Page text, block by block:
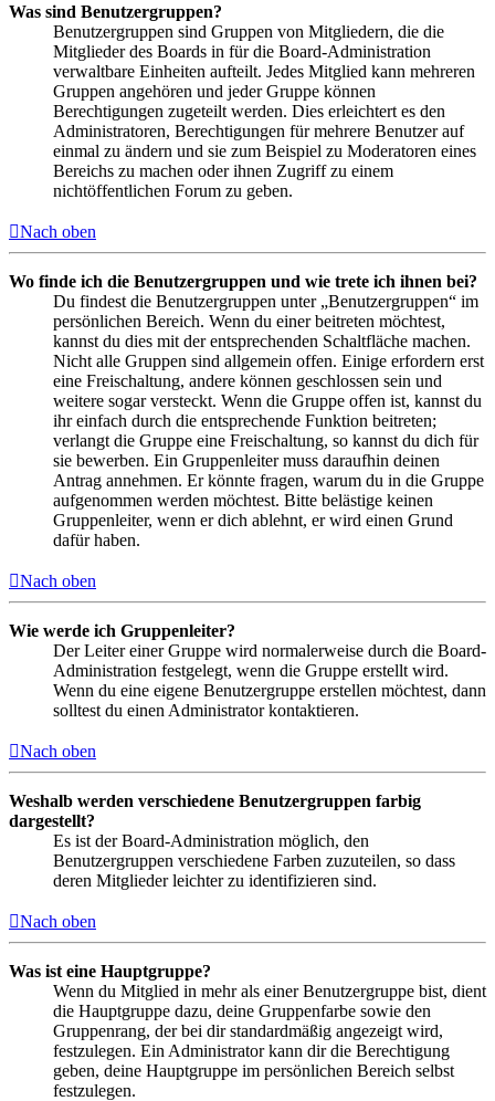
Was sind Benutzergruppen?
Benutzergruppen sind Gruppen von Mitgliedern, die die
Mitglieder des Boards in für die Board-Administration
verwaltbare Einheiten aufteilt. Jedes Mitglied kann mehreren
Gruppen angehören und jeder Gruppe können
Berechtigungen zugeteilt werden. Dies erleichtert es den
Administratoren, Berechtigungen für mehrere Benutzer auf
einmal zu ändern und sie zum Beispiel zu Moderatoren eines
Bereichs zu machen oder ihnen Zugriff zu einem
nichtöffentlichen Forum zu geben.
Nach oben
Wo finde ich die Benutzergruppen und wie trete ich ihnen bei?
Du findest die Benutzergruppen unter „Benutzergruppen“ im
persönlichen Bereich. Wenn du einer beitreten möchtest,
kannst du dies mit der entsprechenden Schaltfläche machen.
Nicht alle Gruppen sind allgemein offen. Einige erfordern erst
eine Freischaltung, andere können geschlossen sein und
weitere sogar versteckt. Wenn die Gruppe offen ist, kannst du
ihr einfach durch die entsprechende Funktion beitreten;
verlangt die Gruppe eine Freischaltung, so kannst du dich für
sie bewerben. Ein Gruppenleiter muss daraufhin deinen
Antrag annehmen. Er könnte fragen, warum du in die Gruppe
aufgenommen werden möchtest. Bitte belästige keinen
Gruppenleiter, wenn er dich ablehnt, er wird einen Grund
dafür haben.
Nach oben
Wie werde ich Gruppenleiter?
Der Leiter einer Gruppe wird normalerweise durch die Board-
Administration festgelegt, wenn die Gruppe erstellt wird.
Wenn du eine eigene Benutzergruppe erstellen möchtest, dann
solltest du einen Administrator kontaktieren.
Nach oben
Weshalb werden verschiedene Benutzergruppen farbig
dargestellt?
Es ist der Board-Administration möglich, den
Benutzergruppen verschiedene Farben zuzuteilen, so dass
deren Mitglieder leichter zu identifizieren sind.
Nach oben
Was ist eine Hauptgruppe?
Wenn du Mitglied in mehr als einer Benutzergruppe bist, dient
die Hauptgruppe dazu, deine Gruppenfarbe sowie den
Gruppenrang, der bei dir standardmäßig angezeigt wird,
festzulegen. Ein Administrator kann dir die Berechtigung
geben, deine Hauptgruppe im persönlichen Bereich selbst
festzulegen.